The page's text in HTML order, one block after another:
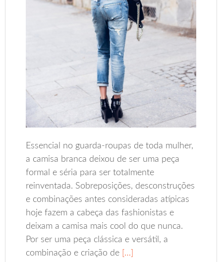
Essencial no guarda-roupas de toda mulher,
a camisa branca deixou de ser uma peça
formal e séria para ser totalmente
reinventada. Sobreposições, desconstruções
e combinações antes consideradas atípicas
hoje fazem a cabeça das fashionistas e
deixam a camisa mais cool do que nunca.
Por ser uma peça clássica e versátil, a
combinação e criação de […]